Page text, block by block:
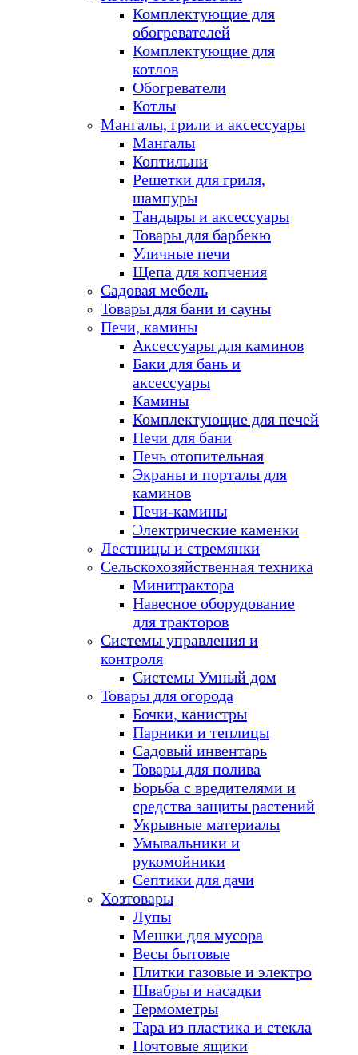
Комплектующие для
обогревателей
Комплектующие для
котлов
Обогреватели
Котлы
Мангалы, грили и аксессуары
Мангалы
Коптильни
Решетки для гриля,
шампуры
Тандыры и аксессуары
Товары для барбекю
Уличные печи
Щепа для копчения
Садовая мебель
Товары для бани и сауны
Печи, камины
Аксессуары для каминов
Баки для бань и
аксессуары
Камины
Комплектующие для печей
Печи для бани
Печь отопительная
Экраны и порталы для
каминов
Печи-камины
Электрические каменки
Лестницы и стремянки
Сельскохозяйственная техника
Минитрактора
Навесное оборудование
для тракторов
Системы управления и
контроля
Системы Умный дом
Товары для огорода
Бочки, канистры
Парники и теплицы
Садовый инвентарь
Товары для полива
Борьба с вредителями и
средства защиты растений
Укрывные материалы
Умывальники и
рукомойники
Септики для дачи
Хозтовары
Лупы
Мешки для мусора
Весы бытовые
Плитки газовые и электро
Швабры и насадки
Термометры
Тара из пластика и стекла
Почтовые ящики